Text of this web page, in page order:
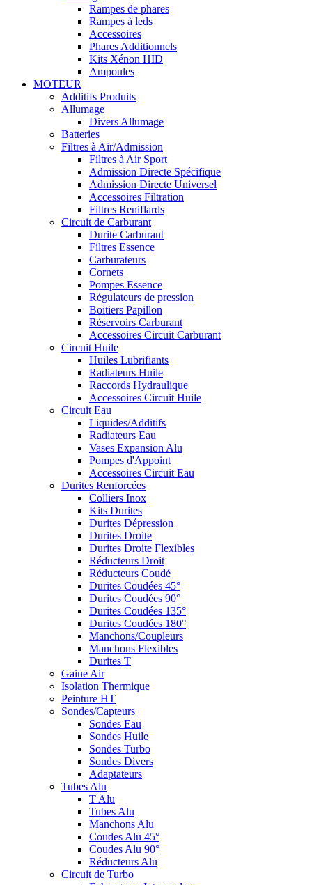
Rampes de phares
Rampes à leds
Accessoires
Phares Additionnels
Kits Xénon HID
Ampoules
MOTEUR
Additifs Produits
Allumage
Divers Allumage
Batteries
Filtres à Air/Admission
Filtres à Air Sport
Admission Directe Spécifique
Admission Directe Universel
Accessoires Filtration
Filtres Reniflards
Circuit de Carburant
Durite Carburant
Filtres Essence
Carburateurs
Cornets
Pompes Essence
Régulateurs de pression
Boitiers Papillon
Réservoirs Carburant
Accessoires Circuit Carburant
Circuit Huile
Huiles Lubrifiants
Radiateurs Huile
Raccords Hydraulique
Accessoires Circuit Huile
Circuit Eau
Liquides/Additifs
Radiateurs Eau
Vases Expansion Alu
Pompes d'Appoint
Accessoires Circuit Eau
Durites Renforcées
Colliers Inox
Kits Durites
Durites Dépression
Durites Droite
Durites Droite Flexibles
Réducteurs Droit
Réducteurs Coudé
Durites Coudées 45°
Durites Coudées 90°
Durites Coudées 135°
Durites Coudées 180°
Manchons/Coupleurs
Manchons Flexibles
Durites T
Gaine Air
Isolation Thermique
Peinture HT
Sondes/Capteurs
Sondes Eau
Sondes Huile
Sondes Turbo
Sondes Divers
Adaptateurs
Tubes Alu
T Alu
Tubes Alu
Manchons Alu
Coudes Alu 45°
Coudes Alu 90°
Réducteurs Alu
Circuit de Turbo